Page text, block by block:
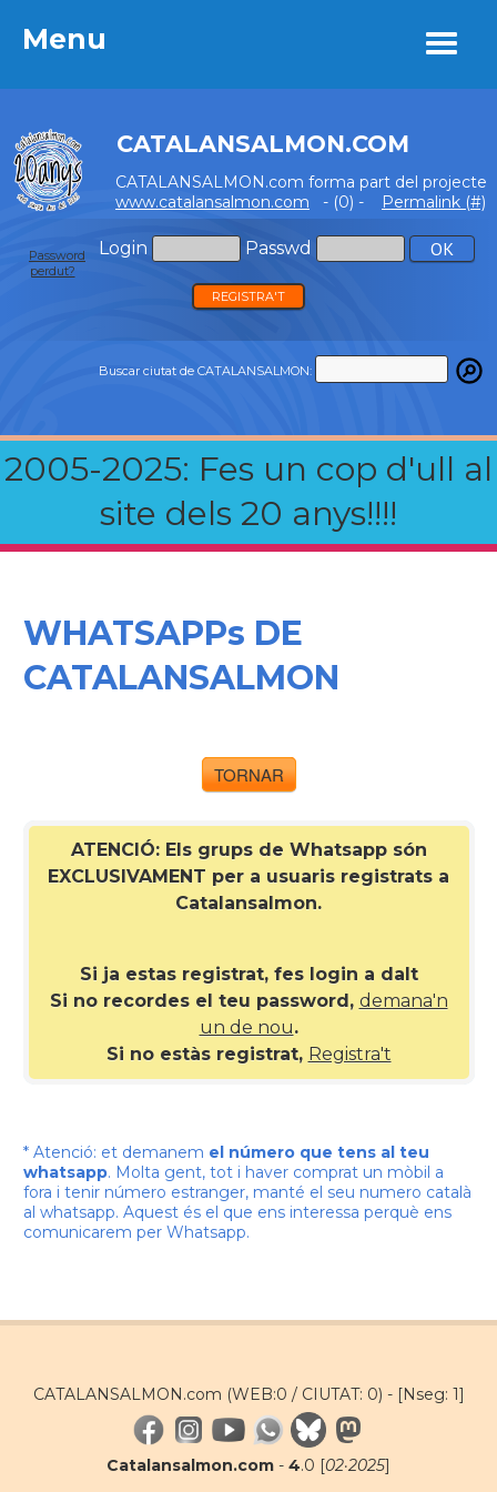
Menu
CATALANSALMON.COM
CATALANSALMON.com forma part del projecte
www.catalansalmon.com - (0) - Permalink (#)
Login Passwd
Password
perdut?
REGISTRA'T
Buscar ciutat de CATALANSALMON:
2005-2025: Fes un cop d'ull al
site dels 20 anys!!!!
Menu
WHATSAPPs DE
CATALANSALMON
TORNAR
ATENCIÓ: Els grups de Whatsapp són
EXCLUSIVAMENT per a usuaris registrats a
Catalansalmon.
Si ja estas registrat, fes login a dalt
Si no recordes el teu password, demana'n
un de nou.
Si no estàs registrat, Registra't
* Atenció: et demanem el número que tens al teu
whatsapp. Molta gent, tot i haver comprat un mòbil a
fora i tenir número estranger, manté el seu numero català
al whatsapp. Aquest és el que ens interessa perquè ens
comunicarem per Whatsapp.
CATALANSALMON.com (WEB:0 / CIUTAT: 0) - [Nseg: 1]
Catalansalmon.com - 4.0 [02·2025]